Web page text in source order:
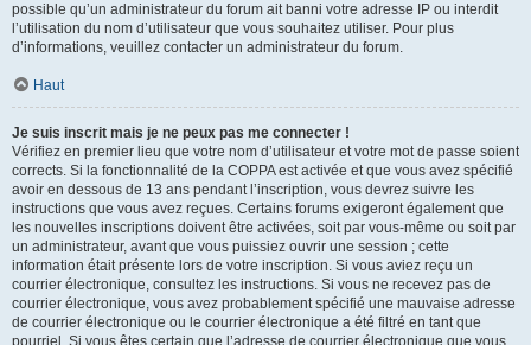
possible qu’un administrateur du forum ait banni votre adresse IP ou interdit
l’utilisation du nom d’utilisateur que vous souhaitez utiliser. Pour plus
d’informations, veuillez contacter un administrateur du forum.
Haut
Je suis inscrit mais je ne peux pas me connecter !
Vérifiez en premier lieu que votre nom d’utilisateur et votre mot de passe soient
corrects. Si la fonctionnalité de la COPPA est activée et que vous avez spécifié
avoir en dessous de 13 ans pendant l’inscription, vous devrez suivre les
instructions que vous avez reçues. Certains forums exigeront également que
les nouvelles inscriptions doivent être activées, soit par vous-même ou soit par
un administrateur, avant que vous puissiez ouvrir une session ; cette
information était présente lors de votre inscription. Si vous aviez reçu un
courrier électronique, consultez les instructions. Si vous ne recevez pas de
courrier électronique, vous avez probablement spécifié une mauvaise adresse
de courrier électronique ou le courrier électronique a été filtré en tant que
pourriel. Si vous êtes certain que l’adresse de courrier électronique que vous